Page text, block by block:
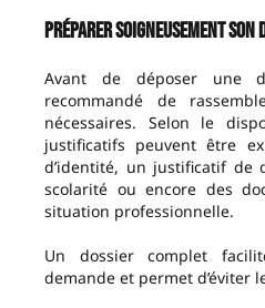
Préparer soigneusement son
Avant de déposer une
recommandé de
nécessaires. Selon le
justificatifs peuvent être
d’identité, un justificatif de
scolarité ou encore des
situation professionnelle.
Un dossier complet
demande et permet d’éviter